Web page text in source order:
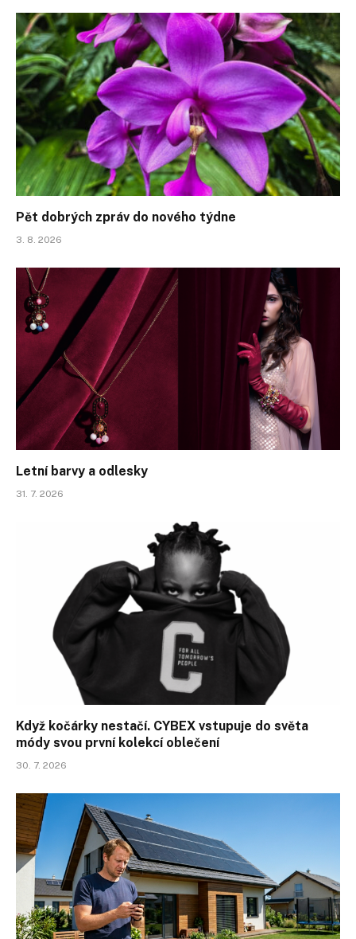
Pět dobrých zpráv do nového týdne
3. 8. 2026
Letní barvy a odlesky
31. 7. 2026
Když kočárky nestačí. CYBEX vstupuje do světa
módy svou první kolekcí oblečení
30. 7. 2026